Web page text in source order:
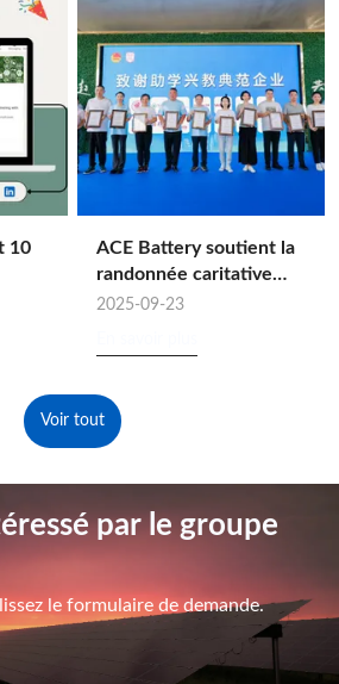
10
ACE Battery soutient la
randonnée caritative
« Youth Benefit and
Games »
2025-09-23
Voir tout
par le groupe
le formulaire de demande.